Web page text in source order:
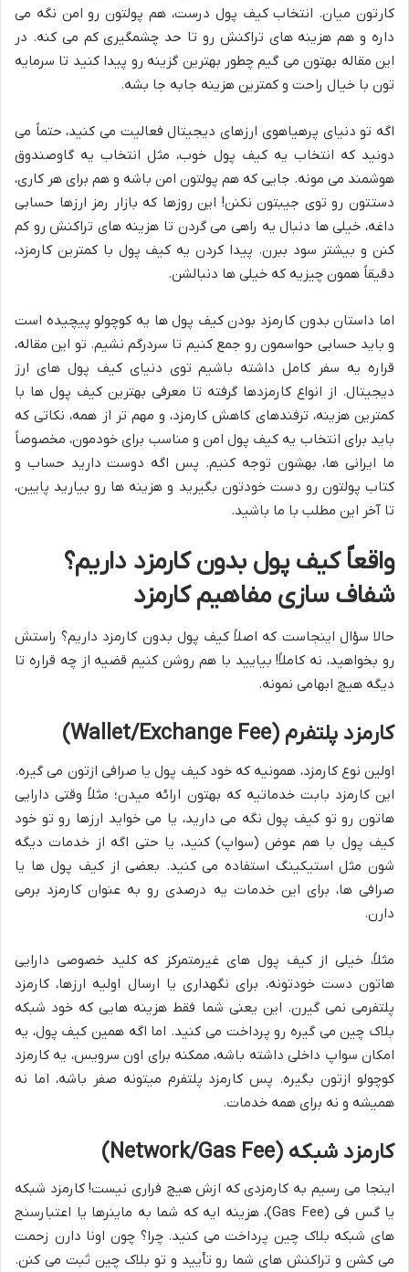
کارتون میان. انتخاب کیف پول درست، هم پولتون رو امن نگه می
داره و هم هزینه های تراکنش رو تا حد چشمگیری کم می کنه. در
این مقاله بهتون می گیم چطور بهترین گزینه رو پیدا کنید تا سرمایه
تون با خیال راحت و کمترین هزینه جابه جا بشه.
اگه تو دنیای پرهیاهوی ارزهای دیجیتال فعالیت می کنید، حتماً می
دونید که انتخاب یه کیف پول خوب، مثل انتخاب یه گاوصندوق
هوشمند می مونه. جایی که هم پولتون امن باشه و هم برای هر کاری،
دستتون رو توی جیبتون نکنن! این روزها که بازار رمز ارزها حسابی
داغه، خیلی ها دنبال یه راهی می گردن تا هزینه های تراکنش رو کم
کنن و بیشتر سود ببرن. پیدا کردن یه کیف پول با کمترین کارمزد،
دقیقاً همون چیزیه که خیلی ها دنبالشن.
اما داستان بدون کارمزد بودن کیف پول ها یه کوچولو پیچیده است
و باید حسابی حواسمون رو جمع کنیم تا سردرگم نشیم. تو این مقاله،
قراره یه سفر کامل داشته باشیم توی دنیای کیف پول های ارز
دیجیتال. از انواع کارمزدها گرفته تا معرفی بهترین کیف پول ها با
کمترین هزینه، ترفندهای کاهش کارمزد، و مهم تر از همه، نکاتی که
باید برای انتخاب یه کیف پول امن و مناسب برای خودمون، مخصوصاً
ما ایرانی ها، بهشون توجه کنیم. پس اگه دوست دارید حساب و
کتاب پولتون رو دست خودتون بگیرید و هزینه ها رو بیارید پایین،
تا آخر این مطلب با ما باشید.
واقعاً کیف پول بدون کارمزد داریم؟
شفاف سازی مفاهیم کارمزد
حالا سؤال اینجاست که اصلاً کیف پول بدون کارمزد داریم؟ راستش
رو بخواهید، نه کاملاً! بیایید با هم روشن کنیم قضیه از چه قراره تا
دیگه هیچ ابهامی نمونه.
کارمزد پلتفرم (Wallet/Exchange Fee)
اولین نوع کارمزد، همونیه که خود کیف پول یا صرافی ازتون می گیره.
این کارمزد بابت خدماتیه که بهتون ارائه میدن؛ مثلاً وقتی دارایی
هاتون رو تو کیف پول نگه می دارید، یا می خواید ارزها رو تو خود
کیف پول با هم عوض (سواپ) کنید، یا حتی اگه از خدمات دیگه
شون مثل استیکینگ استفاده می کنید. بعضی از کیف پول ها یا
صرافی ها، برای این خدمات یه درصدی رو به عنوان کارمزد برمی
دارن.
مثلاً، خیلی از کیف پول های غیرمتمرکز که کلید خصوصی دارایی
هاتون دست خودتونه، برای نگهداری یا ارسال اولیه ارزها، کارمزد
پلتفرمی نمی گیرن. این یعنی شما فقط هزینه هایی که خود شبکه
بلاک چین می گیره رو پرداخت می کنید. اما اگه همین کیف پول، یه
امکان سواپ داخلی داشته باشه، ممکنه برای اون سرویس، یه کارمزد
کوچولو ازتون بگیره. پس کارمزد پلتفرم میتونه صفر باشه، اما نه
همیشه و نه برای همه خدمات.
کارمزد شبکه (Network/Gas Fee)
اینجا می رسیم به کارمزدی که ازش هیچ فراری نیست! کارمزد شبکه
یا گس فی (Gas Fee)، هزینه ایه که شما به ماینرها یا اعتبارسنج
های شبکه بلاک چین پرداخت می کنید. چرا؟ چون اونا دارن زحمت
می کشن و تراکنش های شما رو تأیید و تو بلاک چین ثبت می کنن.